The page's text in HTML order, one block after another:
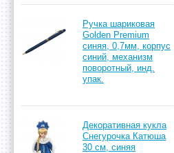
Ручка шариковая
Golden Premium
синяя, 0,7мм, корпус
синий, механизм
поворотный, инд.
упак.
Декоративная кукла
Снегурочка Катюша
30 см, синяя